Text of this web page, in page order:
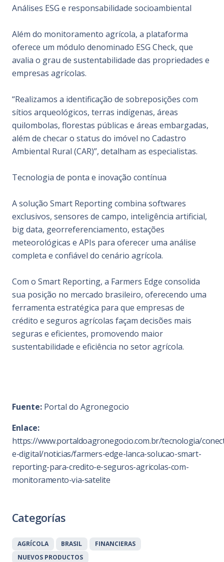
Análises ESG e responsabilidade socioambiental
Além do monitoramento agrícola, a plataforma
oferece um módulo denominado ESG Check, que
avalia o grau de sustentabilidade das propriedades e
empresas agrícolas.
“Realizamos a identificação de sobreposições com
sítios arqueológicos, terras indígenas, áreas
quilombolas, florestas públicas e áreas embargadas,
além de checar o status do imóvel no Cadastro
Ambiental Rural (CAR)”, detalham as especialistas.
Tecnologia de ponta e inovação contínua
A solução Smart Reporting combina softwares
exclusivos, sensores de campo, inteligência artificial,
big data, georreferenciamento, estações
meteorológicas e APIs para oferecer uma análise
completa e confiável do cenário agrícola.
Com o Smart Reporting, a Farmers Edge consolida
sua posição no mercado brasileiro, oferecendo uma
ferramenta estratégica para que empresas de
crédito e seguros agrícolas façam decisões mais
seguras e eficientes, promovendo maior
sustentabilidade e eficiência no setor agrícola.
Fuente: Portal do Agronegocio
Enlace:
https://www.portaldoagronegocio.com.br/tecnologia/
e-digital/noticias/farmers-edge-lanca-solucao-smart-
reporting-para-credito-e-seguros-agricolas-com-
monitoramento-via-satelite
Categorías
AGRÍCOLA BRASIL
FINANCIERAS
NUEVOS PRODUCTOS